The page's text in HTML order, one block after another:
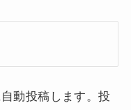
動投稿します。投